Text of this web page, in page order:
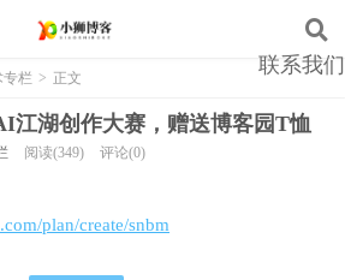
联系我们
专栏 > 正文
江湖创作大赛，赠送博客园T恤
阅读(349) 评论(0)
plan/create/snbm